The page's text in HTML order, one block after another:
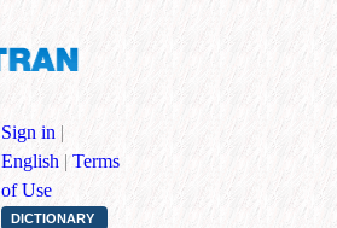
Sign in |
English | Terms
of Use
DICTIONARY